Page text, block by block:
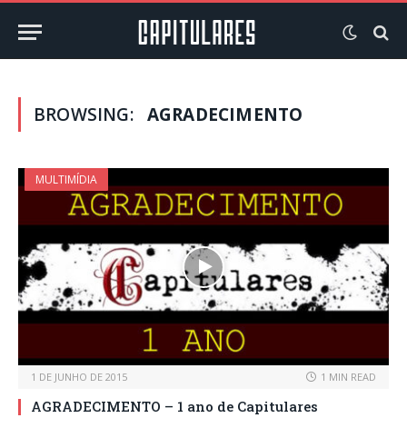
BROWSING: AGRADECIMENTO
MULTIMÍDIA
1 DE JUNHO DE 2015 1 MIN READ
AGRADECIMENTO – 1 ano de Capitulares